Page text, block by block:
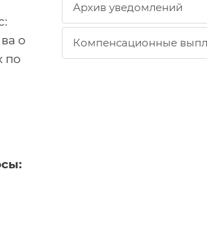
о
по
Архив уведомлений
Компенсационные